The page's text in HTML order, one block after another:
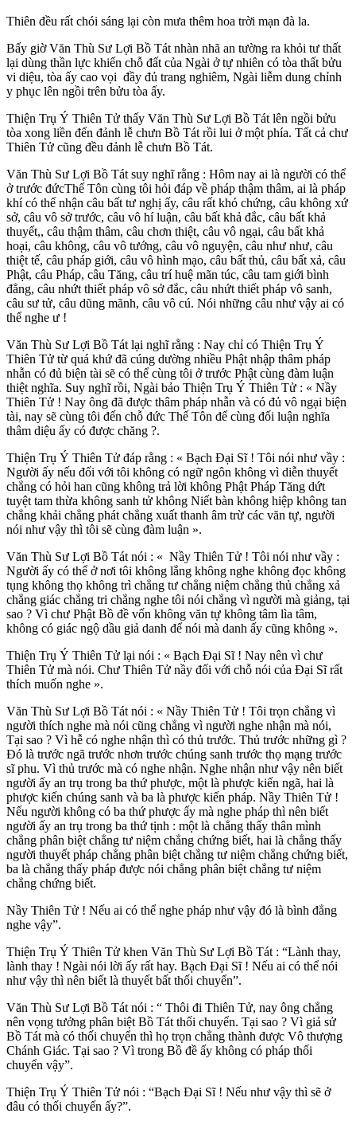
Thiên đều rất chói sáng lại còn mưa thêm hoa trời mạn đà la.
Bấy giờ Văn Thù Sư Lợi Bồ Tát nhàn nhã an tường ra khỏi tư thất
lại dùng thần lực khiến chỗ đất của Ngài ở tự nhiên có tòa thất bửu
vi diệu, tòa ấy cao vọi đầy đủ trang nghiêm, Ngài liễm dung chỉnh
y phục lên ngồi trên bửu tòa ấy.
Thiện Trụ Ý Thiên Tử thấy Văn Thù Sư Lợi Bồ Tát lên ngồi bửu
tòa xong liền đến đảnh lễ chưn Bồ Tát rồi lui ở một phía. Tất cả chư
Thiên Tử cũng đều đảnh lễ chưn Bồ Tát.
Văn Thù Sư Lợi Bồ Tát suy nghĩ rằng : Hôm nay ai là người có thể
ở trước đứcThế Tôn cùng tôi hỏi đáp về pháp thậm thâm, ai là pháp
khí có thể nhận câu bất tư nghị ấy, câu rất khó chứng, câu không xứ
sở, câu vô sở trước, câu vô hí luận, câu bất khả đắc, câu bất khả
thuyết,, câu thậm thâm, câu chơn thiệt, câu vô ngại, câu bất khả
hoại, câu không, câu vô tướng, câu vô nguyện, câu như như, câu
thiệt tế, câu pháp giới, câu vô hình mạo, câu bất thủ, câu bất xả, câu
Phật, câu Pháp, câu Tăng, câu trí huệ mãn túc, câu tam giới bình
đẳng, câu nhứt thiết pháp vô sở đắc, câu nhứt thiết pháp vô sanh,
câu sư tử, câu dũng mãnh, câu vô cú. Nói những câu như vậy ai có
thể nghe ư !
Văn Thù Sư Lợi Bồ Tát lại nghĩ rằng : Nay chỉ có Thiện Trụ Ý
Thiên Tử từ quá khứ đã cúng dường nhiều Phật nhập thâm pháp
nhẫn có đủ biện tài sẽ có thể cùng tôi ở trước Phật cùng đàm luận
thiệt nghĩa. Suy nghĩ rồi, Ngài bảo Thiện Trụ Ý Thiên Tử : « Nầy
Thiên Tử ! Nay ông đã được thâm pháp nhẫn và có đủ vô ngại biện
tài, nay sẽ cùng tôi đến chỗ đức Thế Tôn để cùng đối luận nghĩa
thâm diệu ấy có được chăng ?.
Thiện Trụ Ý Thiên Tử đáp rằng : « Bạch Ðại Sĩ ! Tôi nói như vầy :
Người ấy nếu đối với tôi không có ngữ ngôn không vì diễn thuyết
chẳng có hỏi han cũng không trả lời không Phật Pháp Tăng dứt
tuyệt tam thừa không sanh tử không Niết bàn không hiệp không tan
chẳng khải chẳng phát chẳng xuất thanh âm trừ các văn tự, người
nói như vậy thì tôi sẽ cùng đàm luận ».
Văn Thù Sư Lợi Bồ Tát nói : « Nầy Thiên Tử ! Tôi nói như vầy :
Người ấy có thể ở nơi tôi không lắng không nghe không đọc không
tụng không thọ không trì chẳng tư chẳng niệm chẳng thủ chẳng xả
chẳng giác chẳng tri chẳng nghe tôi nói chẳng vì người mà giảng, tại
sao ? Vì chư Phật Bồ đề vốn không văn tự không tâm lìa tâm,
không có giác ngộ dầu giả danh để nói mà danh ấy cũng không ».
Thiện Trụ Ý Thiên Tử lại nói : « Bạch Ðại Sĩ ! Nay nên vì chư
Thiên Tử mà nói. Chư Thiên Tử nầy đối với chỗ nói của Ðại Sĩ rất
thích muốn nghe ».
Văn Thù Sư Lợi Bồ Tát nói : « Nầy Thiên Tử ! Tôi trọn chẳng vì
người thích nghe mà nói cũng chẳng vì người nghe nhận mà nói,
Tại sao ? Vì hễ có nghe nhận thì có thủ trước. Thủ trước những gì ?
Ðó là trước ngã trước nhơn trước chúng sanh trước thọ mạng trước
sĩ phu. Vì thủ trước mà có nghe nhận. Nghe nhận như vậy nên biết
người ấy an trụ trong ba thứ phược, một là phược kiến ngã, hai là
phược kiến chúng sanh và ba là phược kiến pháp. Nầy Thiên Tử !
Nếu người không có ba thứ phược ấy mà nghe pháp thì nên biết
người ấy an trụ trong ba thứ tịnh : một là chẳng thấy thân mình
chẳng phân biệt chẳng tư niệm chẳng chứng biết, hai là chẳng thấy
người thuyết pháp chẳng phân biệt chẳng tư niệm chẳng chứng biết,
ba là chẳng thấy pháp được nói chẳng phân biệt chẳng tư niệm
chẳng chứng biết.
Nầy Thiên Tử ! Nếu ai có thể nghe pháp như vậy đó là bình đẳng
nghe vậy”.
Thiện Trụ Ý Thiên Tử khen Văn Thù Sư Lợi Bồ Tát : “Lành thay,
lành thay ! Ngài nói lời ấy rất hay. Bạch Ðại Sĩ ! Nếu ai có thể nói
như vậy thì nên biết là thuyết bất thối chuyển”.
Văn Thù Sư Lợi Bồ Tát nói : “ Thôi đi Thiên Tử, nay ông chẳng
nên vọng tưởng phân biệt Bồ Tát thối chuyển. Tại sao ? Vì giả sử
Bồ Tát mà có thối chuyển thì họ trọn chẳng thành được Vô thượng
Chánh Giác. Tại sao ? Vì trong Bồ đề ấy không có pháp thối
chuyển vậy”.
Thiện Trụ Ý Thiên Tử nói : “Bạch Ðại Sĩ ! Nếu như vậy thì sẽ ở
đâu có thối chuyển ấy?”.